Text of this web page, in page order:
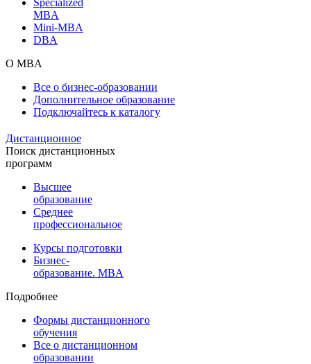
MBA
Mini-MBA
DBA
О MBA
Все о бизнес-образовании
Дополнительное образование
Подключайтесь к каталогу
Дистанционное
Поиск дистанционных
программ
Высшее
образование
Среднее
профессиональное
Курсы подготовки
Бизнес-
образование. MBA
Подробнее
Формы дистанционного
обучения
Все о дистанционном
образовании